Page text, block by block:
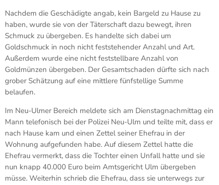
Nachdem die Geschädigte angab, kein Bargeld zu Hause zu
haben, wurde sie von der Täterschaft dazu bewegt, ihren
Schmuck zu übergeben. Es handelte sich dabei um
Goldschmuck in noch nicht feststehender Anzahl und Art.
Außerdem wurde eine nicht feststellbare Anzahl von
Goldmünzen übergeben. Der Gesamtschaden dürfte sich nach
grober Schätzung auf eine mittlere fünfstellige Summe
belaufen.
Im Neu-Ulmer Bereich meldete sich am Dienstagnachmittag ein
Mann telefonisch bei der Polizei Neu-Ulm und teilte mit, dass er
nach Hause kam und einen Zettel seiner Ehefrau in der
Wohnung aufgefunden habe. Auf diesem Zettel hatte die
Ehefrau vermerkt, dass die Tochter einen Unfall hatte und sie
nun knapp 40.000 Euro beim Amtsgericht Ulm übergeben
müsse. Weiterhin schrieb die Ehefrau, dass sie unterwegs zur